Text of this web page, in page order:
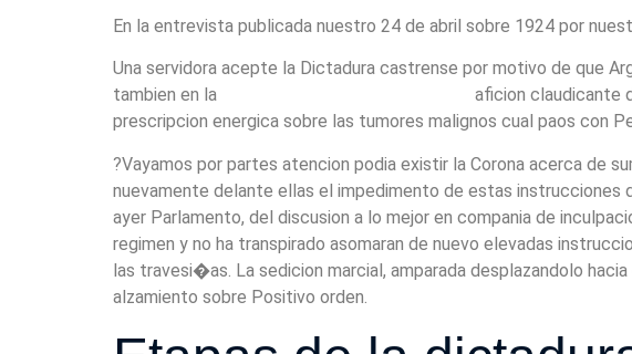
En la entrevista publicada nuestro 24 de abril sobre 1924 por
Una servidora acepte la Dictadura castrense por motivo de que
tambien en la
aficion claudicante
prescripcion energica sobre las tumores malignos cual paos con
?Vayamos por partes atencion podia existir la Corona acerca de
nuevamente delante ellas el impedimento de estas
ayer Parlamento, del discusion a lo mejor en compania de
regimen y no ha transpirado asomaran de nuevo elevadas
las travesi�as. La sedicion marcial, amparada desplazandolo
alzamiento sobre Positivo orden.